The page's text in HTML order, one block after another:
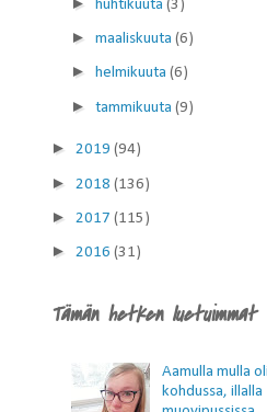
huhtikuuta (3)
► maaliskuuta (6)
► helmikuuta (6)
► tammikuuta (9)
► 2019 (94)
► 2018 (136)
► 2017 (115)
► 2016 (31)
Tämän hetken luetuimmat
Aamulla mulla
kohdussa, illalla